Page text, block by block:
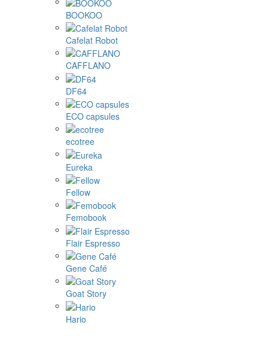
BOOKOO
Cafelat Robot
CAFFLANO
DF64
ECO capsules
ecotree
Eureka
Fellow
Femobook
Flair Espresso
Gene Café
Goat Story
Hario